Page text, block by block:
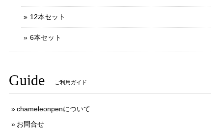
12本セット
6本セット
Guide ご利用ガイド
chameleonpenについて
お問合せ